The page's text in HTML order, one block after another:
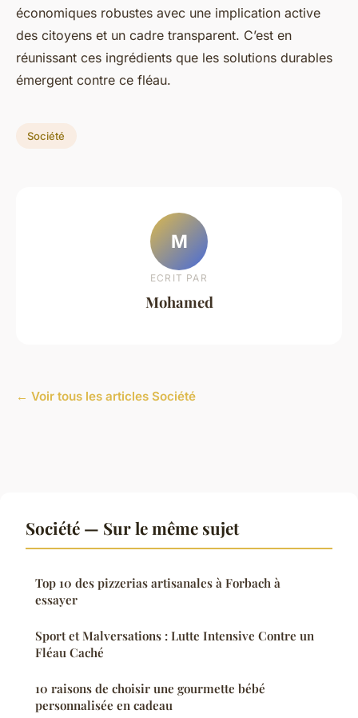
économiques robustes avec une implication active
des citoyens et un cadre transparent. C’est en
réunissant ces ingrédients que les solutions durables
émergent contre ce fléau.
Société
M
ECRIT PAR
Mohamed
← Voir tous les articles Société
Société — Sur le même sujet
Top 10 des pizzerias artisanales à Forbach à
essayer
Sport et Malversations : Lutte Intensive Contre un
Fléau Caché
10 raisons de choisir une gourmette bébé
personnalisée en cadeau